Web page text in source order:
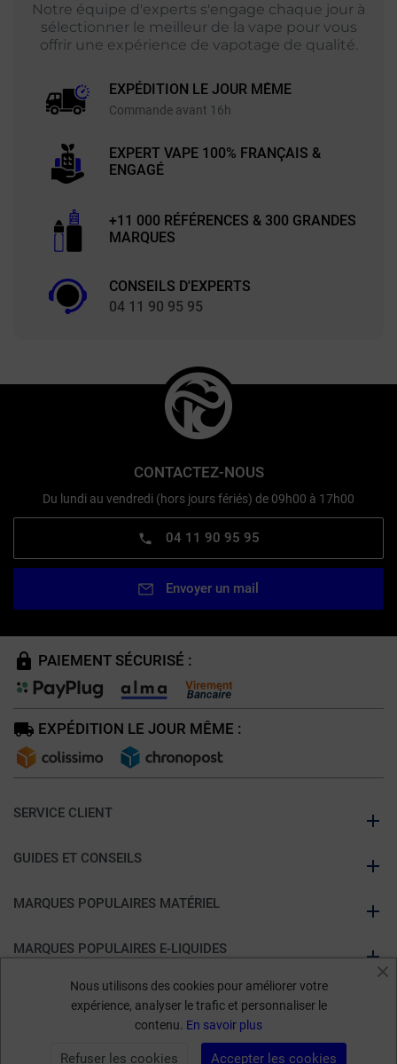
Notre équipe d'experts s'engage chaque jour à
sélectionner le meilleur de la vape pour vous
offrir une expérience de vapotage de qualité.
EXPÉDITION LE JOUR MÊME
Commande avant 16h
EXPERT VAPE 100% FRANÇAIS &
ENGAGÉ
+11 000 RÉFÉRENCES & 300 GRANDES
MARQUES
CONSEILS D'EXPERTS
04 11 90 95 95
CONTACTEZ-NOUS
Du lundi au vendredi (hors jours fériés) de 09h00 à 17h00
04 11 90 95 95
Envoyer un mail
PAIEMENT SÉCURISÉ :
EXPÉDITION LE JOUR MÊME :
SERVICE CLIENT
GUIDES ET CONSEILS
MARQUES POPULAIRES MATÉRIEL
MARQUES POPULAIRES E-LIQUIDES
À PROPOS DE KUMULUS VAPE
Marchand approuvé par la Société des Avis Garantis,cliquez ici pour
vérifier.
Nous utilisons des cookies pour améliorer votre
expérience, analyser le trafic et personnaliser le
contenu. En savoir plus
Accepter les cookies
Refuser les cookies